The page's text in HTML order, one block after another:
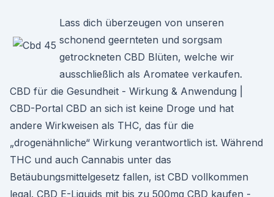
Lass dich überzeugen von unseren
schonend geernteten und sorgsam
getrockneten CBD Blüten, welche wir
ausschließlich als Aromatee verkaufen.
CBD für die Gesundheit - Wirkung & Anwendung |
CBD-Portal CBD an sich ist keine Droge und hat
andere Wirkweisen als THC, das für die
„drogenähnliche“ Wirkung verantwortlich ist. Während
THC und auch Cannabis unter das
Betäubungsmittelgesetz fallen, ist CBD vollkommen
legal. CBD E-Liquids mit bis zu 500mg CBD kaufen -